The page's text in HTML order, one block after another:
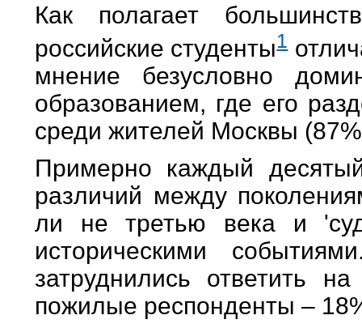
Как полагает
российские студенты1
мнение безусловно
образованием, где его
среди жителей Москвы
Примерно каждый
различий между
ли не третью века и
историческими
затруднились ответить
пожилые респонденты –